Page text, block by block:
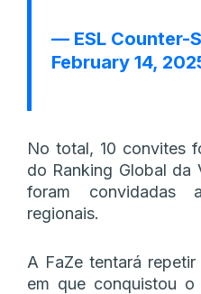
— ESL Counter-
February 14,
No total, 10 convites
do Ranking Global da
foram convidadas
regionais.
A FaZe tentará
em que conquistou